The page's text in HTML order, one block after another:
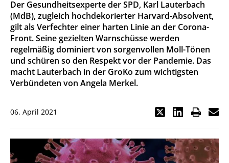
Der Gesundheitsexperte der SPD, Karl Lauterbach
(MdB), zugleich hochdekorierter Harvard-Absolvent,
gilt als Verfechter einer harten Linie an der Corona-
Front. Seine gezielten Warnschüsse werden
regelmäßig dominiert von sorgenvollen Moll-Tönen
und schüren so den Respekt vor der Pandemie. Das
macht Lauterbach in der GroKo zum wichtigsten
Verbündeten von Angela Merkel.
06. April 2021